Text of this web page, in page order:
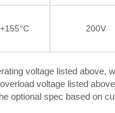
200V
voltage listed above,
voltage listed
optional spec based on